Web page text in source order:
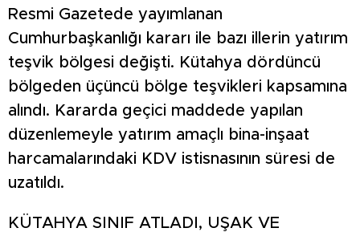
Resmi Gazetede yayımlanan
Cumhurbaşkanlığı kararı ile bazı illerin yatırım
teşvik bölgesi değişti. Kütahya dördüncü
bölgeden üçüncü bölge teşvikleri kapsamına
alındı. Kararda geçici maddede yapılan
düzenlemeyle yatırım amaçlı bina-inşaat
harcamalarındaki KDV istisnasının süresi de
uzatıldı.
KÜTAHYA SINIF ATLADI, UŞAK VE